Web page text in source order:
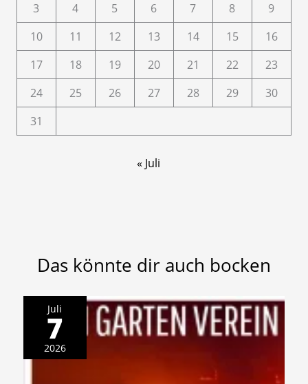
3
4 5 6 7 8
9
10
11 12 13 14 15
16
17
18 19 20 21 22
23
24
25 26 27 28 29
30
31
« Juli
Das könnte dir auch bocken
Juli
7
2026